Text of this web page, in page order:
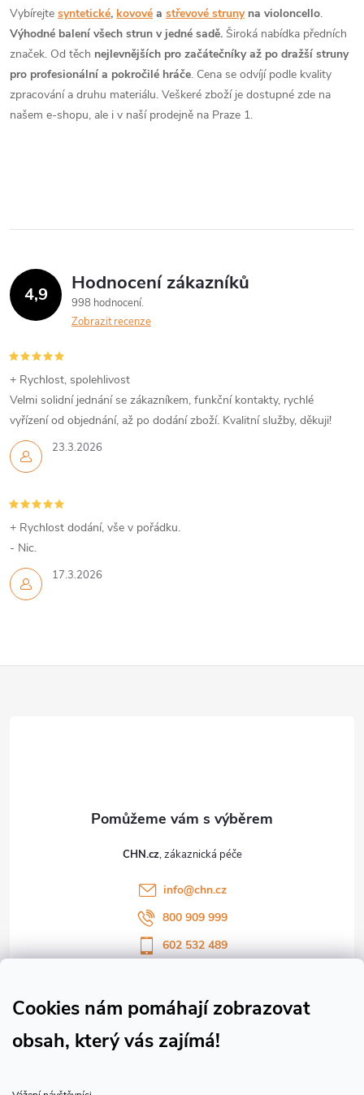
Cookies nám pomáhají zobrazovat
obsah, který vás zajímá!
v
l
á
d
r
v
k
y
v
ý
p
i
s
u
Vybírejte syntetické, kovové a střevové strunyna violoncello.
Výhodné balení všech strun v jedné sadě. Široká nabídka předních
značek. Od těch nejlevnějších pro začátečníky až po dražší struny
pro profesionální a pokročilé hráče. Cena se odvíjí podle kvality
zpracování a druhu materiálu. Veškeré zboží je dostupné zde na
našem e-shopu, ale i v naší prodejně na Praze 1.
4,9 Hodnocení zákazníků
998 hodnocení
Zobrazit recenze
23.3.2026
+ Rychlost, spolehlivost
Velmi solidní jednání se zákazníkem, funkční kontakty, rychlé
vyřízení od objednání, až po dodání zboží. Kvalitní služby, děkuji!
17.3.2026
+ Rychlost dodání, vše v pořádku.
- Nic.
CHN.cz
info@chn.cz
800 909 999
602 532 489
Sledujte náš vlog CHN_CZ